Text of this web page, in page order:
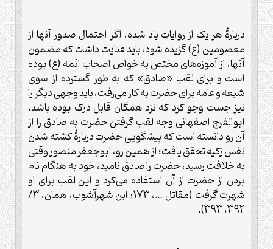
دربارۀ هر يک از روايات ياد شده، اگر احتمال صدور آنها از
معصومين (ع) گزيده شود، بايد عنايت داشت که مضمون
آنها، از آموزه‌های مختص به خواص اصحاب ائمه (ع) بوده
است و برای لقب «صادق» که به طور گسترده از سوی
شيعه و عامه برای حضرت به کار می‌رفت، بايد وجهی ديگر را
نيز جست وجو کرد که نزد همگان قابل درک بوده باشد.
ابوالفرج اصفهانی وجه لقب گرفتن حضرت به صادق را از
آن رو دانسته است که پيشگويی حضرت دربارۀ کشته شدن
نفس زکيه تحقق يافت؛ از همين رو، ابوجعفر منصور وقتی
به خلافت رسيد، حضرت را صادق ناميد، خود به هنگام نام
بردن از حضرت از آن استفاده می‌کرد و اين لقب برای او
شهرت گرفت (مقاتل …، 173؛ ابن شهرآشوب، همان، 3/
392، 393).